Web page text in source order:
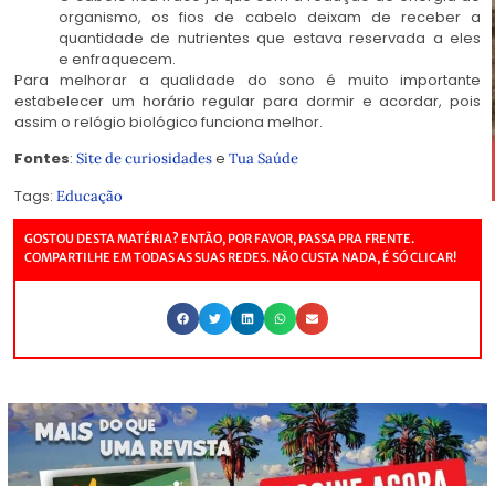
organismo, os fios de cabelo deixam de receber a
quantidade de nutrientes que estava reservada a eles
e enfraquecem.
Para melhorar a qualidade do sono é muito importante
estabelecer um horário regular para dormir e acordar, pois
assim o relógio biológico funciona melhor.
Fontes: Site de curiosidadese Tua Saúde
Tags: Educação
GOSTOU DESTA MATÉRIA? ENTÃO, POR FAVOR, PASSA PRA FRENTE.
COMPARTILHE EM TODAS AS SUAS REDES. NÃO CUSTA NADA, É SÓ CLICAR!